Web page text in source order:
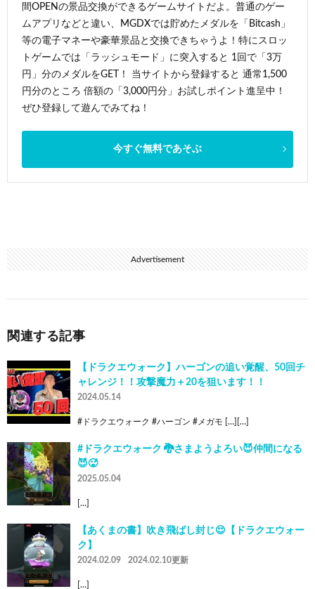
間OPENの景品交換ができるゲームサイトだよ。普通のゲー
ムアプリなどと違い、MGDXでは貯めたメダルを「Bitcash」
等の電子マネーや豪華景品と交換できちゃうよ！特にスロッ
トゲームでは「ラッシュモード」に突入すると 1回で「3万
円」分のメダルをGET！ 当サイトから登録すると 通常1,500
円分のところ 倍額の「3,000円分」お試しポイント進呈中！
ぜひ登録して遊んでみてね！
今すぐ無料であそぶ
Advertisement
関連する記事
【ドラクエウォーク】ハーゴンの追い覚醒、50回チ
ャレンジ！！攻撃魔力＋20を狙います！！
2024.05.14
#ドラクエウォーク #ハーゴン #メガモ […][…]
#ドラクエウォーク 🐉さまようよろい😈仲間になる
😈🥵
2025.05.04
[…]
【あくまの書】吹き飛ばし封じ😌【ドラクエウォー
ク】
2024.02.09 2024.02.10更新
[…]